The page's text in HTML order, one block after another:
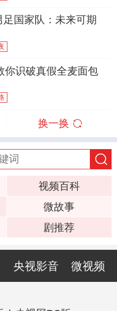
足国家队：未来可期
你识破真假全麦面包
换一换
视频百科
微故事
剧推荐
央视影音 微视频